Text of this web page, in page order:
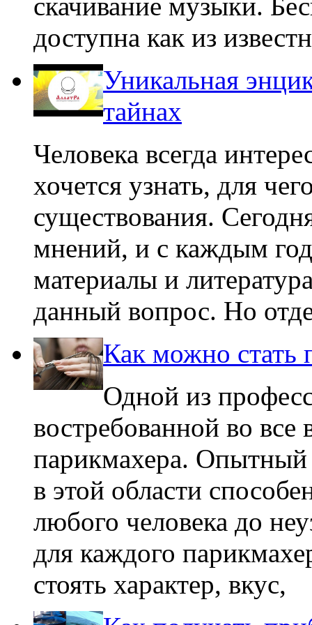
доступна как из
Уникальная
тайнах
Человека всегда
хочется узнать, для
существования.
мнений, и с каждым
материалы и
данный вопрос. Но
Как можно стать
Одной из
востребованной во все
парикмахера.
в этой области
любого человека до
для каждого
стоять характер, вкус,